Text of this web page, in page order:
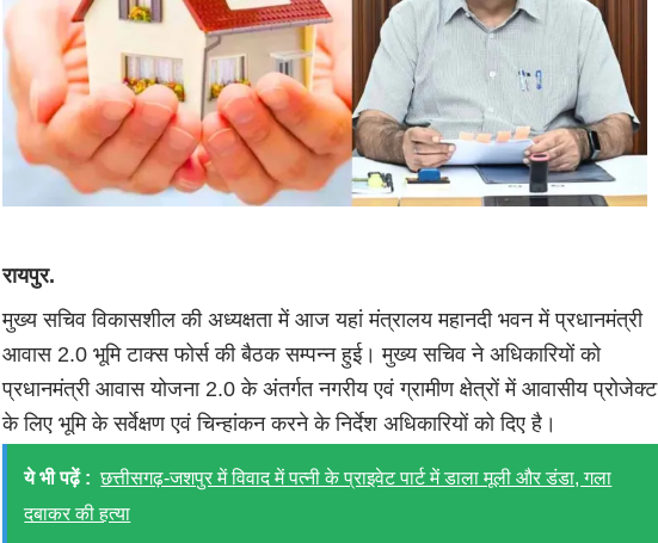
रायपुर.
मुख्य सचिव विकासशील की अध्यक्षता में आज यहां मंत्रालय महानदी भवन में प्रधानमंत्री
आवास 2.0 भूमि टाक्स फोर्स की बैठक सम्पन्न हुई। मुख्य सचिव ने अधिकारियों को
प्रधानमंत्री आवास योजना 2.0 के अंतर्गत नगरीय एवं ग्रामीण क्षेत्रों में आवासीय प्रोजेक्ट
के लिए भूमि के सर्वेक्षण एवं चिन्हांकन करने के निर्देश अधिकारियों को दिए है।
ये भी पढ़ें : छत्तीसगढ़-जशपुर में विवाद में पत्नी के प्राइवेट पार्ट में डाला मूली और डंडा, गला
दबाकर की हत्या